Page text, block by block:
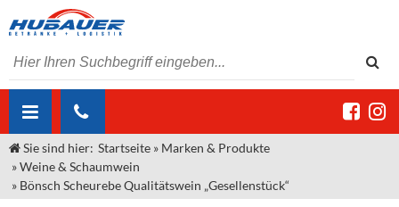
ÜBER UNS
Jobs
AKTUELLES
Sie sind hier: Startseite » Marken & Produkte
»Weine & Schaumwein
» Bönsch Scheurebe Qualitätswein „Gesellenstück“